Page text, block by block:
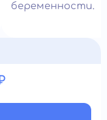
беременности.